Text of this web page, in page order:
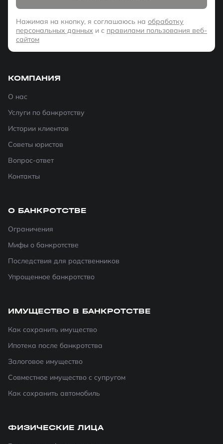
Нажимая на кнопку, я соглашаюсь на обработку
персональных данных и с правилами пользования веб-
сайтом
КОМПАНИЯ
О нас
Услуги по банкротству
Истории клиентов
Советы юристов
Вопрос-ответ
Контакты
О БАНКРОТСТВЕ
Ограничения
Мифы о банкротстве
Последствия для родственников
Упрощенное банкротство
ИМУЩЕСТВО В БАНКРОТСТВЕ
Как сохранить имущество
Ипотека после банкротства
Залоговое имущество
Совместное имущество с супругом
Как сохранить автомобиль
ФИЗИЧЕСКИЕ ЛИЦА